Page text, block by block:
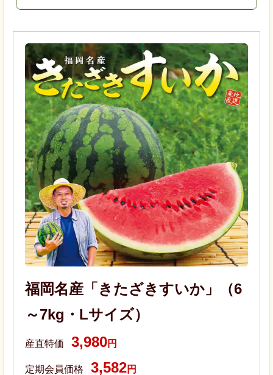
福岡名産「きたざきすいか」（6
～7kg・Lサイズ）
産直特価 3,980円
定期会員価格 3,582円